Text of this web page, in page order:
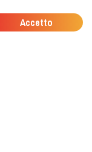
Accetto
I